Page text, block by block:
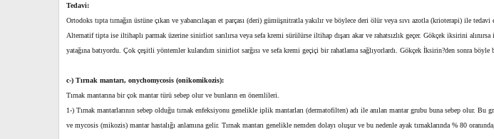
Tedavi:
Ortodoks tıpta tırnağın üstüne çıkan ve yabancılaşan et parçası (deri) gümüşnitratla yakılır ve böylece deri ölür veya sıvı azotla (krioterapi) ile
Alternatif tipta ise iltihaplı parmak üzerine sinirliot sarılırsa veya sefa kremi sürülürse iltihap dışarı akar ve rahatsızlık geçer. Gökçek iksirini
yatağına batıyordu. Çok çeşitli yöntemler kulandım sinirliot sarğısı ve sefa kremi geçiçi bir rahatlama sağlıyorlardı. Gökçek İksirin?den sonra böyle
c-) Tırnak mantarı, onychomycosis (onikomikozis):
Tırnak mantarına bir çok mantar türü sebep olur ve bunların en önemlileri.
1-) Tırnak mantarlarının sebep olduğu tırnak enfeksiyonu genelikle iplik mantarları (dermatofilten) adı ile anılan mantar grubu buna sebep olur.
ve mycosis (mikozis) mantar hastalığı anlamına gelir. Tırnak mantarı genelikle nemden dolayı oluşur ve bu nedenle ayak tırnaklarında % 80